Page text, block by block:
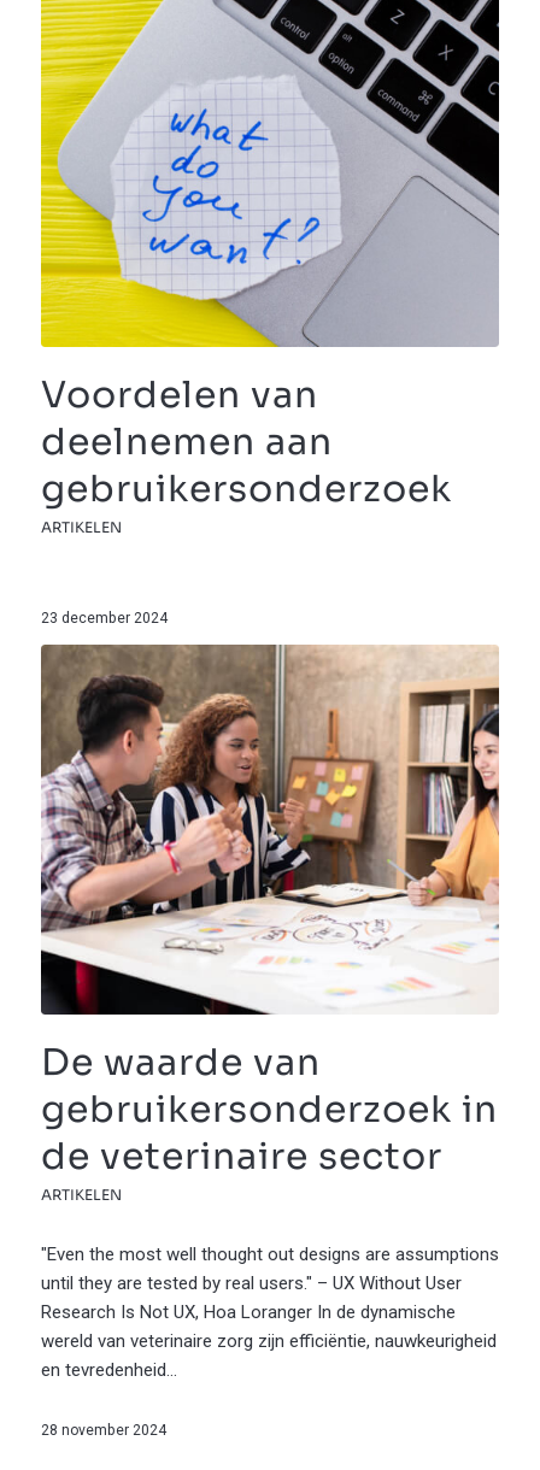
Voordelen van
deelnemen aan
gebruikersonderzoek
ARTIKELEN
23 december 2024
De waarde van
gebruikersonderzoek in
de veterinaire sector
ARTIKELEN
"Even the most well thought out designs are assumptions
until they are tested by real users." – UX Without User
Research Is Not UX, Hoa Loranger In de dynamische
wereld van veterinaire zorg zijn efficiëntie, nauwkeurigheid
en tevredenheid…
28 november 2024